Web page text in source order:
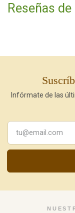
Reseñas
Infórmate de las